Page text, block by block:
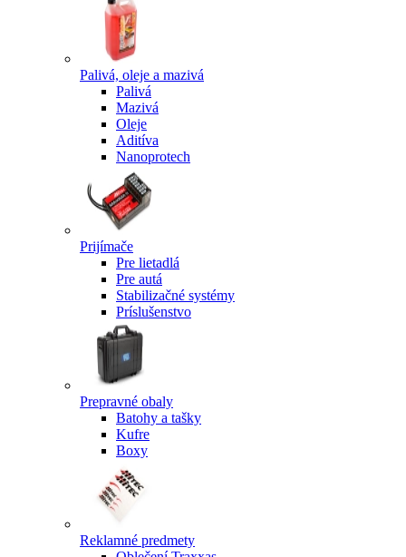
Palivá, oleje a mazivá
Palivá
Mazivá
Oleje
Aditíva
Nanoprotech
Prijímače
Pre lietadlá
Pre autá
Stabilizačné systémy
Príslušenstvo
Prepravné obaly
Batohy a tašky
Kufre
Boxy
Reklamné predmety